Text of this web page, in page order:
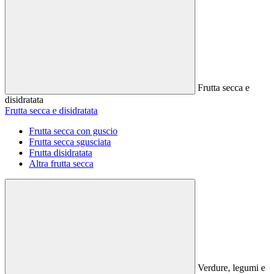
Frutta secca e
disidratata
Frutta secca e disidratata
Frutta secca con guscio
Frutta secca sgusciata
Frutta disidratata
Altra frutta secca
Verdure, legumi e